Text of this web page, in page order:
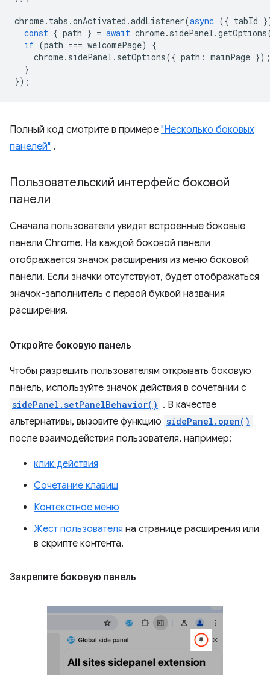
chrome. tabs .onActivated .addListener(async ({ tabId
const { path } = await chrome. sidePanel .getOptions
if (path === welcomePage)
{
chrome. sidePanel . setOptions({ path : mainPage });
}
});
Полный код смотрите в примере "Несколько боковых
панелей" .
Пользовательский интерфейс боковой
панели
Сначала пользователи увидят встроенные боковые
панели Chrome. На каждой боковой панели
отображается значок расширения из меню боковой
панели. Если значки отсутствуют, будет отображаться
значок-заполнитель с первой буквой названия
расширения.
Откройте боковую панель
Чтобы разрешить пользователям открывать боковую
панель, используйте значок действия в сочетании с
sidePanel.setPanelBehavior() . В качестве
альтернативы, вызовите функцию sidePanel.open()
после взаимодействия пользователя, например:
клик действия
Сочетание клавиш
Контекстное меню
Жест пользователя на странице расширения или
в скрипте контента.
Закрепите боковую панель